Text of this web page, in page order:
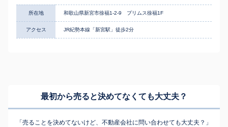
所在地 和歌山県新宮市徐福1-2-9 プリムス徐福1F
アクセス JR紀勢本線「新宮駅」徒歩2分
最初から売ると決めてなくても大丈夫？
「売ることを決めてないけど、不動産会社に問い合わせても大丈夫？」